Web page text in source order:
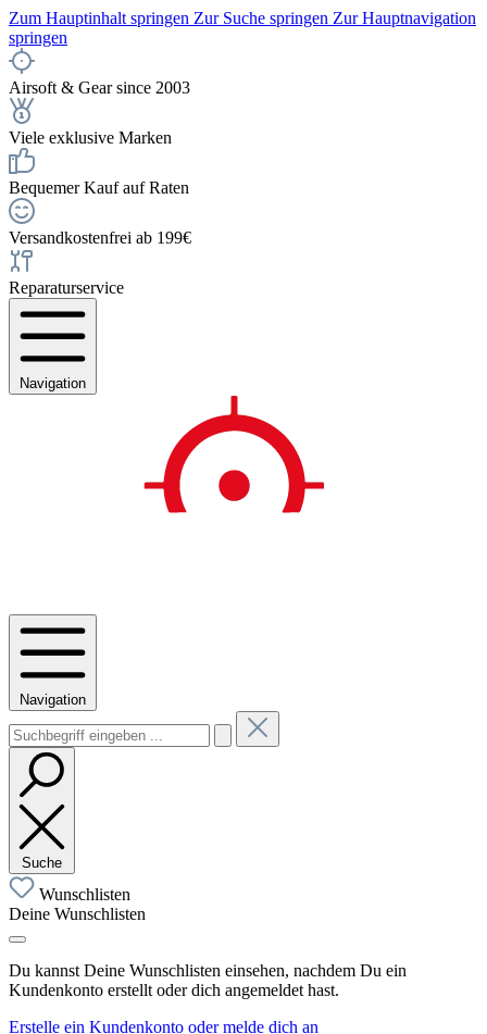
Zum Hauptinhalt springen Zur Suche springen Zur Hauptnavigation
springen
Airsoft & Gear since 2003
Viele exklusive Marken
Bequemer Kauf auf Raten
Versandkostenfrei ab 199€
Reparaturservice
Navigation
Navigation
Suche
Wunschlisten
Deine Wunschlisten
Du kannst Deine Wunschlisten einsehen, nachdem Du ein
Kundenkonto erstellt oder dich angemeldet hast.
Erstelle ein Kundenkonto oder melde dich an